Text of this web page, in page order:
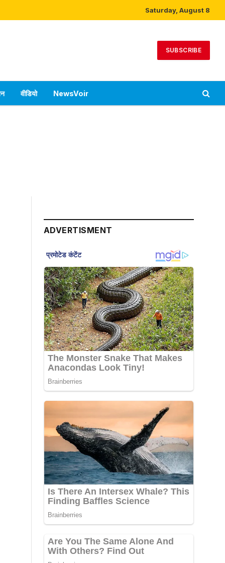
Saturday, August 8
SUBSCRIBE
वीडियो NewsVoir
ADVERTISMENT